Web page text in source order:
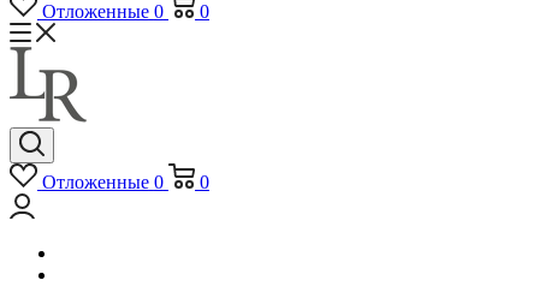
Отложенные 0 0
Отложенные 0 0